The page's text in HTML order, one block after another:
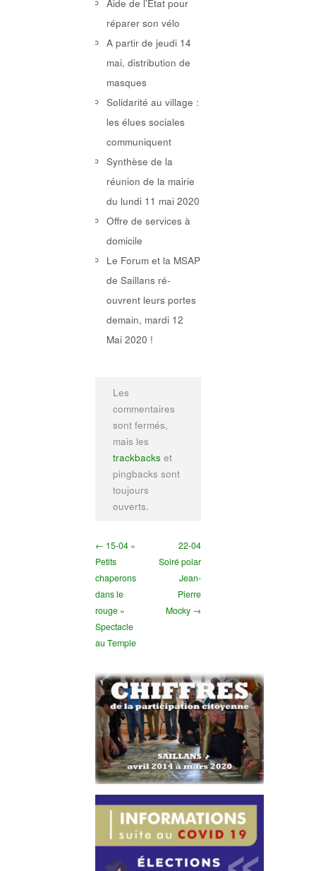
Aide de l’Etat pour
réparer son vélo
A partir de jeudi 14
mai, distribution de
masques
Solidarité au village :
les élues sociales
communiquent
Synthèse de la
réunion de la mairie
du lundi 11 mai 2020
Offre de services à
domicile
Le Forum et la MSAP
de Saillans ré-
ouvrent leurs portes
demain, mardi 12
Mai 2020 !
Les
commentaires
sont fermés,
mais les
trackbacks et
pingbacks sont
toujours
ouverts.
← 15-04 «
Petits
chaperons
dans le
rouge »
Spectacle
au Temple
22-04
Soiré polar
Jean-
Pierre
Mocky →